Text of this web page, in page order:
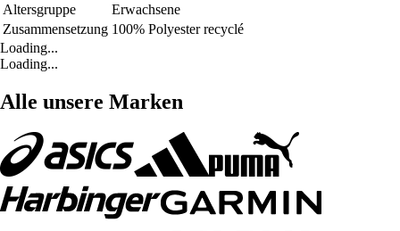
Altersgruppe
Erwachsene
Zusammensetzung 100% Polyester recyclé
Loading...
Loading...
Alle unsere Marken